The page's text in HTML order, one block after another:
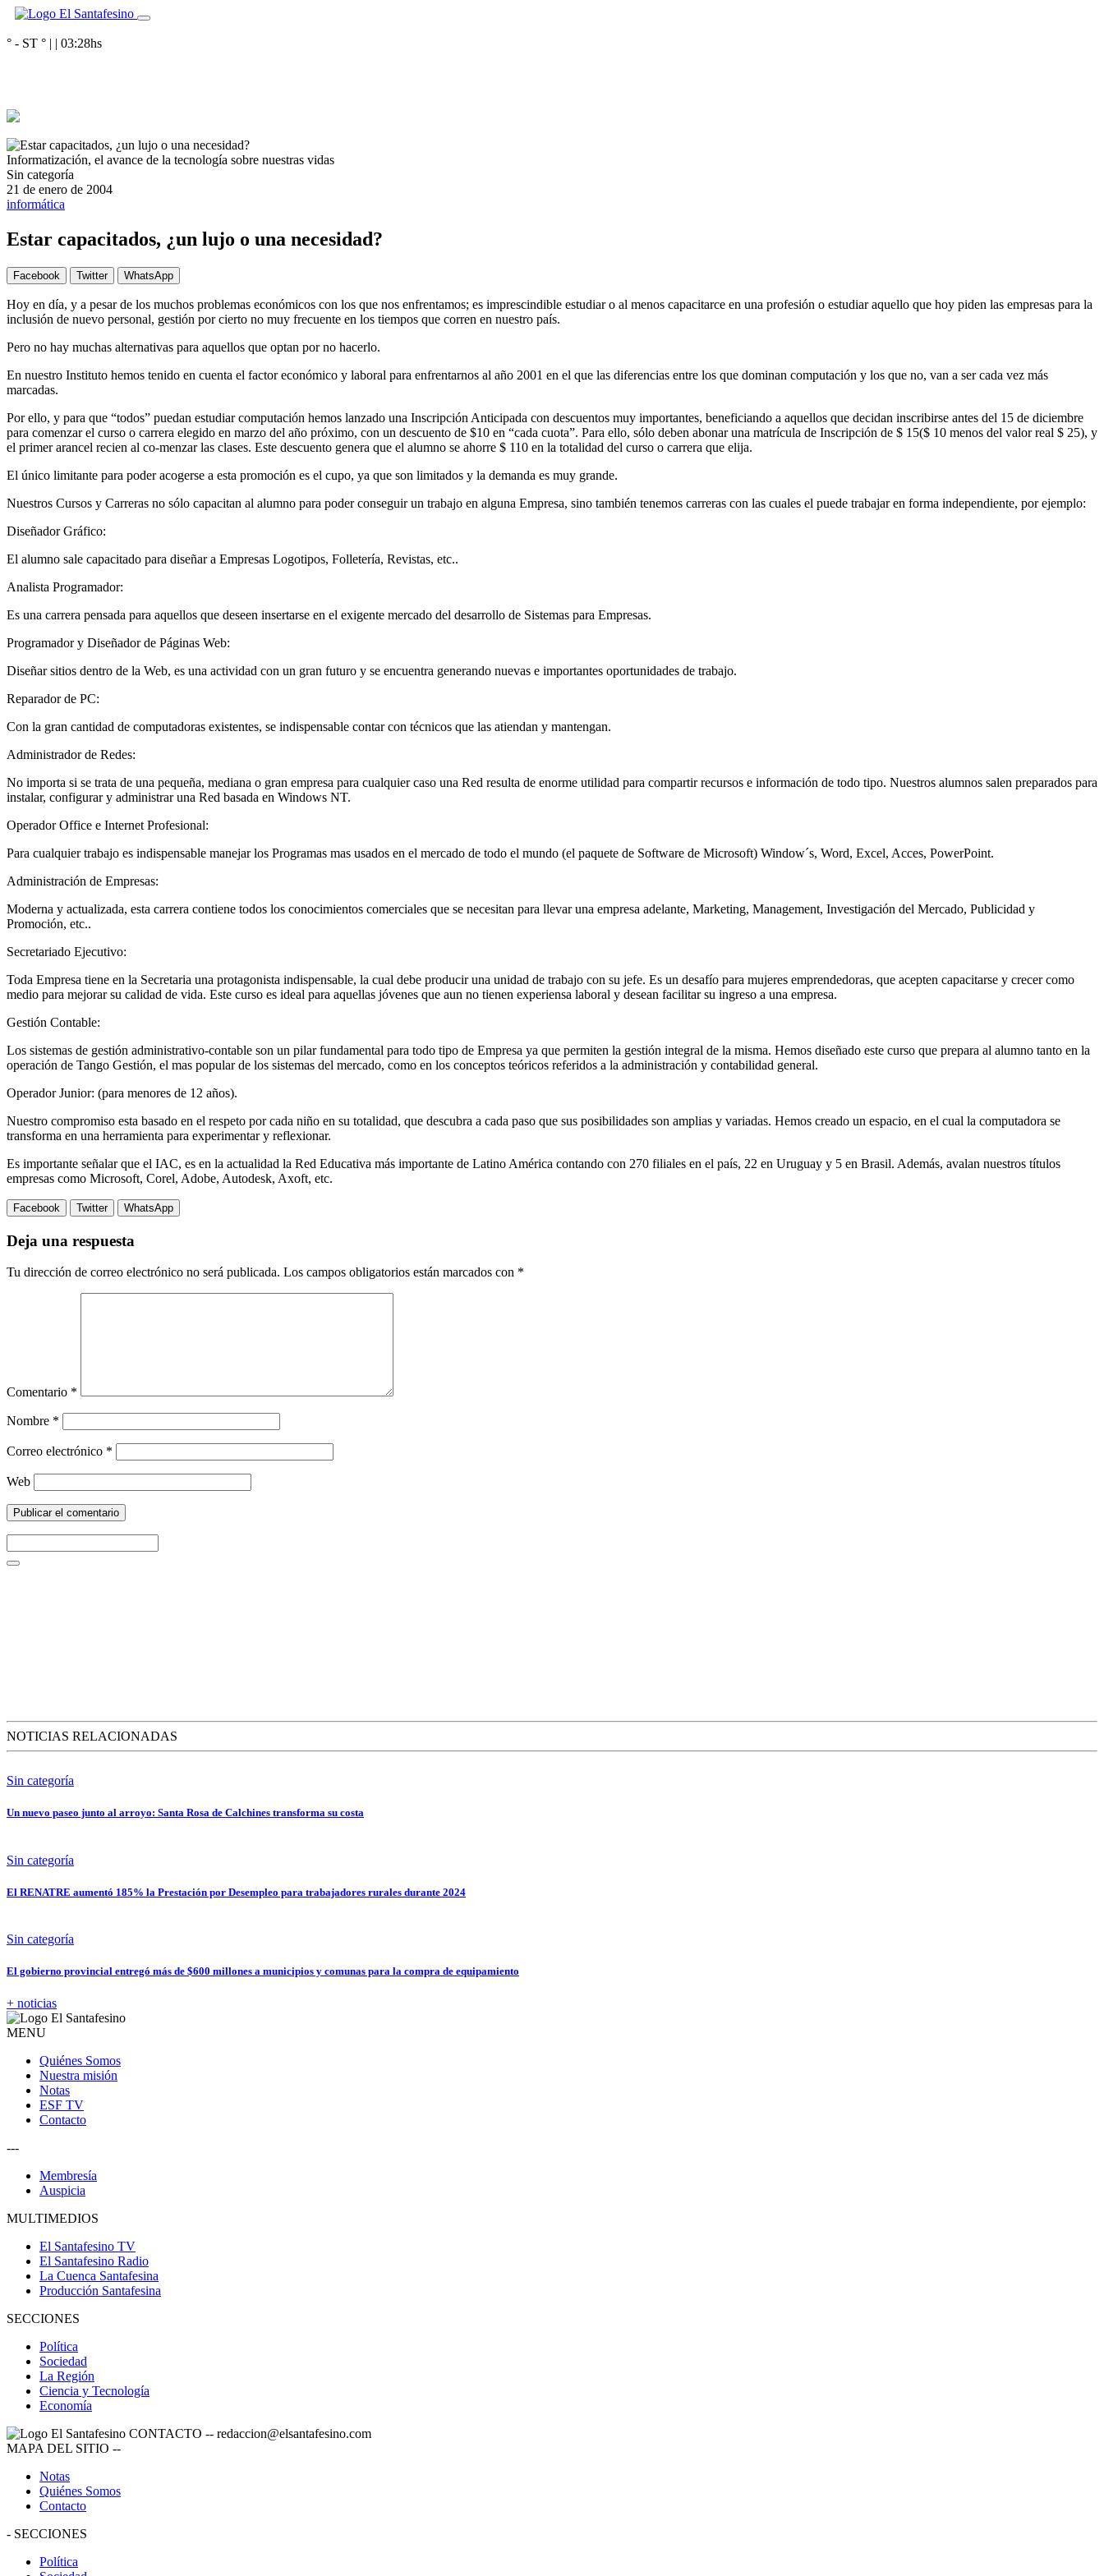
° - ST ° | | 03:28hs
Informatización, el avance de la tecnología sobre nuestras vidas
Sin categoría
21 de enero de 2004
informática
Estar capacitados, ¿un lujo o una necesidad?
Facebook Twitter WhatsApp
Hoy en día, y a pesar de los muchos problemas económicos con los que nos enfrentamos; es imprescindible estudiar o al menos capacitarce en una profesión o estudiar aquello que hoy piden las empresas para la
inclusión de nuevo personal, gestión por cierto no muy frecuente en los tiempos que corren en nuestro país.
Pero no hay muchas alternativas para aquellos que optan por no hacerlo.
En nuestro Instituto hemos tenido en cuenta el factor económico y laboral para enfrentarnos al año 2001 en el que las diferencias entre los que dominan computación y los que no, van a ser cada vez más
marcadas.
Por ello, y para que “todos” puedan estudiar computación hemos lanzado una Inscripción Anticipada con descuentos muy importantes, beneficiando a aquellos que decidan inscribirse antes del 15 de diciembre
para comenzar el curso o carrera elegido en marzo del año próximo, con un descuento de $10 en “cada cuota”. Para ello, sólo deben abonar una matrícula de Inscripción de $ 15($ 10 menos del valor real $ 25), y
el primer arancel recien al co-menzar las clases. Este descuento genera que el alumno se ahorre $ 110 en la totalidad del curso o carrera que elija.
El único limitante para poder acogerse a esta promoción es el cupo, ya que son limitados y la demanda es muy grande.
Nuestros Cursos y Carreras no sólo capacitan al alumno para poder conseguir un trabajo en alguna Empresa, sino también tenemos carreras con las cuales el puede trabajar en forma independiente, por ejemplo:
Diseñador Gráfico:
El alumno sale capacitado para diseñar a Empresas Logotipos, Folletería, Revistas, etc..
Analista Programador:
Es una carrera pensada para aquellos que deseen insertarse en el exigente mercado del desarrollo de Sistemas para Empresas.
Programador y Diseñador de Páginas Web:
Diseñar sitios dentro de la Web, es una actividad con un gran futuro y se encuentra generando nuevas e importantes oportunidades de trabajo.
Reparador de PC:
Con la gran cantidad de computadoras existentes, se indispensable contar con técnicos que las atiendan y mantengan.
Administrador de Redes:
No importa si se trata de una pequeña, mediana o gran empresa para cualquier caso una Red resulta de enorme utilidad para compartir recursos e información de todo tipo. Nuestros alumnos salen preparados para
instalar, configurar y administrar una Red basada en Windows NT.
Operador Office e Internet Profesional:
Para cualquier trabajo es indispensable manejar los Programas mas usados en el mercado de todo el mundo (el paquete de Software de Microsoft) Window´s, Word, Excel, Acces, PowerPoint.
Administración de Empresas:
Moderna y actualizada, esta carrera contiene todos los conocimientos comerciales que se necesitan para llevar una empresa adelante, Marketing, Management, Investigación del Mercado, Publicidad y
Promoción, etc..
Secretariado Ejecutivo:
Toda Empresa tiene en la Secretaria una protagonista indispensable, la cual debe producir una unidad de trabajo con su jefe. Es un desafío para mujeres emprendedoras, que acepten capacitarse y crecer como
medio para mejorar su calidad de vida. Este curso es ideal para aquellas jóvenes que aun no tienen experiensa laboral y desean facilitar su ingreso a una empresa.
Gestión Contable:
Los sistemas de gestión administrativo-contable son un pilar fundamental para todo tipo de Empresa ya que permiten la gestión integral de la misma. Hemos diseñado este curso que prepara al alumno tanto en la
operación de Tango Gestión, el mas popular de los sistemas del mercado, como en los conceptos teóricos referidos a la administración y contabilidad general.
Operador Junior: (para menores de 12 años).
Nuestro compromiso esta basado en el respeto por cada niño en su totalidad, que descubra a cada paso que sus posibilidades son amplias y variadas. Hemos creado un espacio, en el cual la computadora se
transforma en una herramienta para experimentar y reflexionar.
Es importante señalar que el IAC, es en la actualidad la Red Educativa más importante de Latino América contando con 270 filiales en el país, 22 en Uruguay y 5 en Brasil. Además, avalan nuestros títulos
empresas como Microsoft, Corel, Adobe, Autodesk, Axoft, etc.
Facebook Twitter WhatsApp
Deja una respuesta
Tu dirección de correo electrónico no será publicada. Los campos obligatorios están marcados con *
Comentario *
Nombre *
Correo electrónico *
Web
NOTICIAS RELACIONADAS
Sin categoría
Un nuevo paseo junto al arroyo: Santa Rosa de Calchines transforma su costa
Sin categoría
El RENATRE aumentó 185% la Prestación por Desempleo para trabajadores rurales durante 2024
Sin categoría
El gobierno provincial entregó más de $600 millones a municipios y comunas para la compra de equipamiento
+ noticias
MENU
Quiénes Somos
Nuestra misión
Notas
ESF TV
Contacto
---
Membresía
Auspicia
MULTIMEDIOS
El Santafesino TV
El Santafesino Radio
La Cuenca Santafesina
Producción Santafesina
SECCIONES
Política
Sociedad
La Región
Ciencia y Tecnología
Economía
CONTACTO -- redaccion@elsantafesino.com
MAPA DEL SITIO --
Notas
Quiénes Somos
Contacto
- SECCIONES
Política